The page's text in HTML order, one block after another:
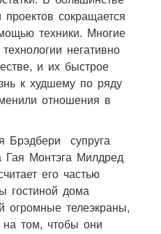
сокращается
техники. Многие
негативно
и их быстрое
к худшему по ряду
отношения в
Брэдбери супруга
Гая Монтэга Милдред
его частью
гостиной дома
огромные телеэкраны,
на том, чтобы они